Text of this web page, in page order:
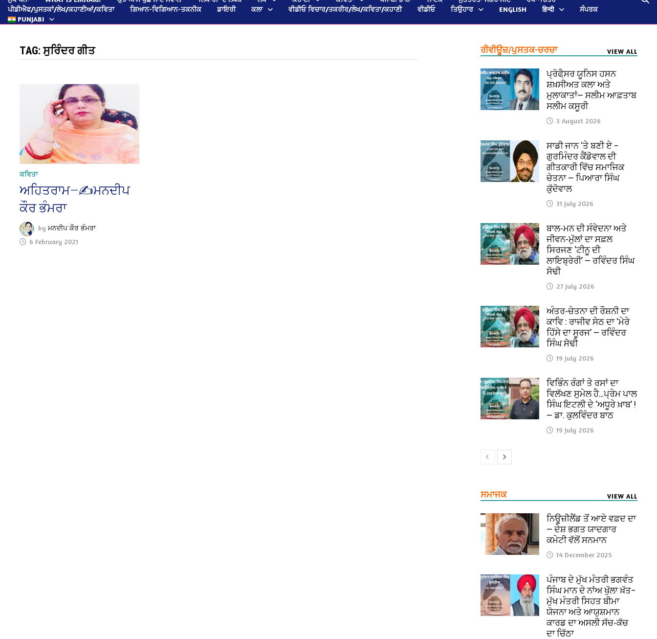
ਪੀਡੀਐਫ/ਪੁਸਤਕਾਂ/ਲੇਖ/ਕਹਾਣੀਆਂ/ਕਵਿਤਾ
ਗਿਆਨ-ਵਿਗਿਆਨ-ਤਕਨੀਕ ਡਾਇਰੀ ਕਲਾ ਵੀਡੀਓ ਵਿਚਾਰ/ਤਕਰੀਰ/ਲੇਖ/ਕਵਿਤਾ/ਕਹਾਣੀ ਵੀਡੀਓ ਤਿਉਹਾਰ ENGLISH हिन्दी
ਸੰਪਰਕ
PUNJABI
TAG:ਸੁਰਿੰਦਰ ਗੀਤ
ਕਵਿਤਾ
ਅਹਿਤਰਾਮ—✍️ਮਨਦੀਪ
ਕੌਰ ਭੰਮਰਾ
byਮਨਦੀਪ ਕੌਰ ਭੰਮਰਾ
6 February 2021
ਰੀਵੀਊਜ਼/ਪੁਸਤਕ-ਚਰਚਾ VIEW ALL
ਪ੍ਰੋਫੈ਼ਸਰ ਯੂਨਿਸ ਹਸਨ
ਸ਼ਖ਼ਸੀਅਤ ਕਲਾ ਅਤੇ
ਮੁਲਾਕਾਤਾਂ— ਸਲੀਮ ਆਫ਼ਤਾਬ
ਸਲੀਮ ਕਸੂਰੀ
3 August 2026
ਸਾਡੀ ਜਾਨ ‘ਤੇ ਬਣੀ ਏ –
ਗੁਰਮਿੰਦਰ ਕੈਂਡੋਵਾਲ ਦੀ
ਗੀਤਕਾਰੀ ਵਿੱਚ ਸਮਾਜਿਕ
ਚੇਤਨਾ — ਪਿਆਰਾ ਸਿੰਘ
ਕੁੱਦੋਵਾਲ
31 July 2026
ਬਾਲ-ਮਨ ਦੀ ਸੰਵੇਦਨਾ ਅਤੇ
ਜੀਵਨ-ਮੁੱਲਾਂ ਦਾ ਸਫ਼ਲ
ਸਿਰਜਣ ‘ਟੀਨੂ ਦੀ
ਲਾਇਬ੍ਰੇਰੀ’ — ਰਵਿੰਦਰ ਸਿੰਘ
ਸੋਢੀ
27 July 2026
ਅੰਤਰ-ਚੇਤਨਾ ਦੀ ਰੌਸ਼ਨੀ ਦਾ
ਕਾਵਿ : ਰਾਜੀਵ ਸੇਠ ਦਾ ‘ਮੇਰੇ
ਹਿੱਸੇ ਦਾ ਸੂਰਜ’ — ਰਵਿੰਦਰ
ਸਿੰਘ ਸੋਢੀ
19 July 2026
ਵਿਭਿੰਨ ਰੰਗਾਂ ਤੇ ਰਸਾਂ ਦਾ
ਵਿਲੱਖਣ ਸੁਮੇਲ ਹੈ…ਪ੍ਰੇਮ ਪਾਲ
ਸਿੰਘ ਇਟਲੀ ਦੇ ‘ਅਧੂਰੇ ਖ਼ਾਬ’ !
— ਡਾ. ਕੁਲਵਿੰਦਰ ਬਾਠ
19 July 2026
ਸਮਾਜਕ VIEW ALL
ਨਿਊਜ਼ੀਲੈਂਡ ਤੋਂ ਆਏ ਵਫ਼ਦ ਦਾ
— ਦੇਸ਼ ਭਗਤ ਯਾਦਗਾਰ
ਕਮੇਟੀ ਵੱਲੋਂ ਸਨਮਾਨ
14 December 2025
ਪੰਜਾਬ ਦੇ ਮੁੱਖ ਮੰਤਰੀ ਭਗਵੰਤ
ਸਿੰਘ ਮਾਨ ਦੇ ਨਾਂਅ ਖੁੱਲਾ ਖ਼ੱਤ–
ਮੁੱਖ ਮੰਤਰੀ ਸਿਹਤ ਬੀਮਾ
ਯੋਜਨਾ ਅਤੇ ਆਯੁਸ਼ਮਾਨ
ਕਾਰਡ ਦਾ ਅਸਲੀ ਸੱਚ-ਕੱਚ
ਦਾ ਚਿੱਠਾ